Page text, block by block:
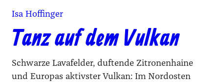
Isa Hoffinger
Tanz auf dem Vulkan
Schwarze Lavafelder, duftende Zitronenhaine
und Europas aktivster Vulkan: Im Nordosten